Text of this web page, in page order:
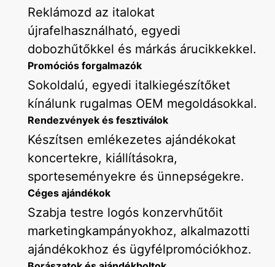
Reklámozd az italokat
újrafelhasználható, egyedi
dobozhűtőkkel és márkás árucikkekkel.
Promóciós forgalmazók
Sokoldalú, egyedi italkiegészítőket
kínálunk rugalmas OEM megoldásokkal.
Rendezvények és fesztiválok
Készítsen emlékezetes ajándékokat
koncertekre, kiállításokra,
sporteseményekre és ünnepségekre.
Céges ajándékok
Szabja testre logós konzervhűtőit
marketingkampányokhoz, alkalmazotti
ajándékokhoz és ügyfélpromóciókhoz.